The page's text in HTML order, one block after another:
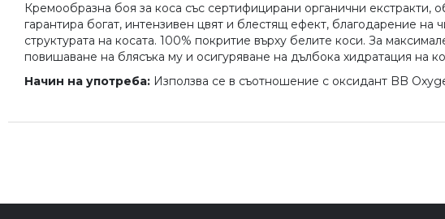
със
снимки
Кремообразна боя за коса със сертифицирани органични екстракти,
гарантира богат, интензивен цвят и блестящ ефект, благодарение
структурата на косата. 100% покритие върху белите коси. За
повишаване на блясъка му и осигуряване на дълбока хидратация на
Начин на употреба: Използва се в съотношение с оксидант BB